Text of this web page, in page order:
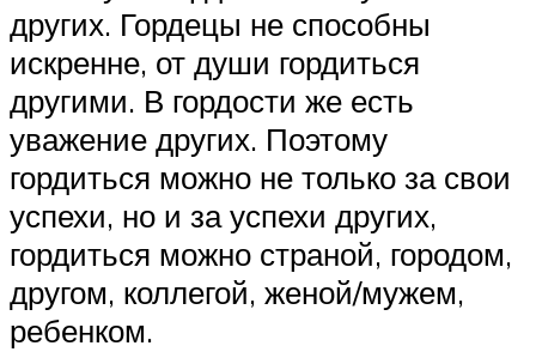
других. Гордецы не способны
искренне, от души гордиться
другими. В гордости же есть
уважение других. Поэтому
гордиться можно не только за свои
успехи, но и за успехи других,
гордиться можно страной, городом,
другом, коллегой, женой/мужем,
ребенком.